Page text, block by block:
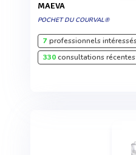
MAEVA
POCHET DU COURVAL®
7professionnels
330consultations récentes